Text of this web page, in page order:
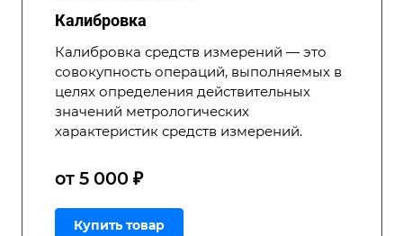
Калибровка
Калибровка средств измерений — это
совокупность операций, выполняемых в
целях определения действительных
значений метрологических
характеристик средств измерений.
от 5 000 ₽
Купить товар